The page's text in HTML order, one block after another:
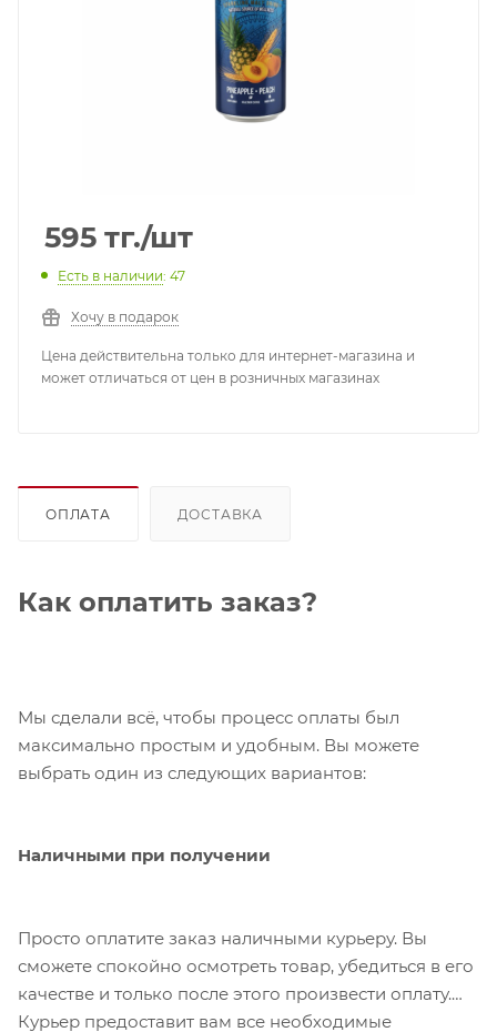
595 тг./шт
Есть в наличии: 47
Хочу в подарок
Цена действительна только для интернет-магазина и
может отличаться от цен в розничных магазинах
ОПЛАТА ДОСТАВКА
Как оплатить заказ?
Мы сделали всё, чтобы процесс оплаты был
максимально простым и удобным. Вы можете
выбрать один из следующих вариантов:
Наличными при получении
Просто оплатите заказ наличными курьеру. Вы
сможете спокойно осмотреть товар, убедиться в его
качестве и только после этого произвести оплату.
Курьер предоставит вам все необходимые